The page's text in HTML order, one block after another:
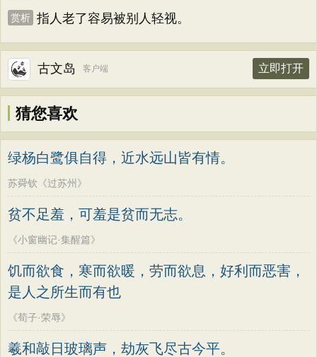
赏析 指人老了容易被别人轻视。
古文岛 客户端 立即打开
猜您喜欢
绿杨白鹭俱自得，近水远山皆有情。
苏舜钦《过苏州》
贫不足羞，可羞是贫而无志。
《小窗幽记·集醒篇》
饥而欲食，寒而欲暖，劳而欲息，好利而恶害，
是人之所生而有也
《荀子·荣辱》
羲和敲日玻璃声，劫灰飞尽古今平。